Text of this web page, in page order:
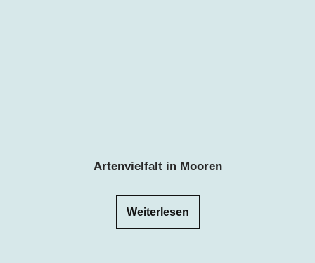
Artenvielfalt in Mooren
Weiterlesen